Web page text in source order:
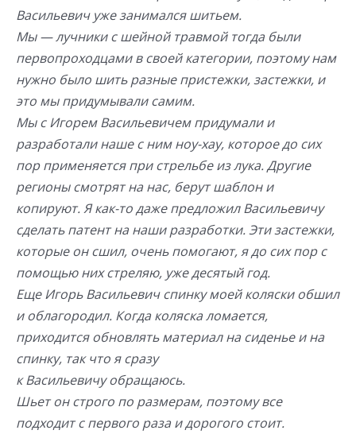
Васильевич уже занимался шитьем.
Мы — лучники с шейной травмой тогда были
первопроходцами в своей категории, поэтому нам
нужно было шить разные пристежки, застежки, и
это мы придумывали самим.
Мы с Игорем Васильевичем придумали и
разработали наше с ним ноу-хау, которое до сих
пор применяется при стрельбе из лука. Другие
регионы смотрят на нас, берут шаблон и
копируют. Я как-то даже предложил Васильевичу
сделать патент на наши разработки. Эти застежки,
которые он сшил, очень помогают, я до сих пор с
помощью них стреляю, уже десятый год.
Еще Игорь Васильевич спинку моей коляски обшил
и облагородил. Когда коляска ломается,
приходится обновлять материал на сиденье и на
спинку, так что я сразу
к Васильевичу обращаюсь.
Шьет он строго по размерам, поэтому все
подходит с первого раза и дорогого стоит.